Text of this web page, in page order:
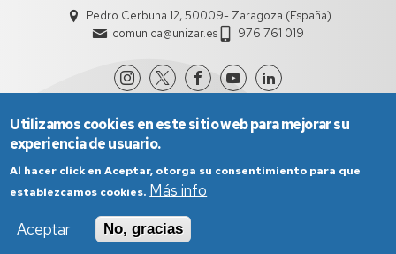
Pedro Cerbuna 12, 50009- Zaragoza (España)
comunica@unizar.es
976 761 019
Política de Privacidad
Utilizamos cookies en este sitio web para mejorar su
experiencia de usuario.
Al hacer click en Aceptar, otorga su consentimiento para que
establezcamos cookies. Más info
Aceptar
No, gracias